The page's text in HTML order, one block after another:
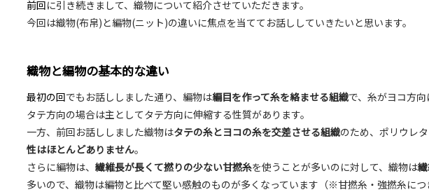
前回に引き続きまして、織物について紹介させていただきます。
今回は織物(布帛)と編物(ニット)の違いに焦点を当ててお話ししていきたいと思います。
織物と編物の基本的な違い
最初の回でもお話ししました通り、編物は編目を作って糸を絡ませる組織で、糸がヨコ方向
タテ方向の場合は主としてタテ方向に伸縮する性質があります。
一方、前回お話ししました織物はタテの糸とヨコの糸を交差させる組織のため、ポリウレ
性はほとんどありません。
さらに編物は、 繊維長が長くて撚りの少ない甘撚糸を使うことが多いのに対して、織物は
多いので、織物は編物と比べて堅い感触のものが多くなっています（※甘撚糸・強撚糸に